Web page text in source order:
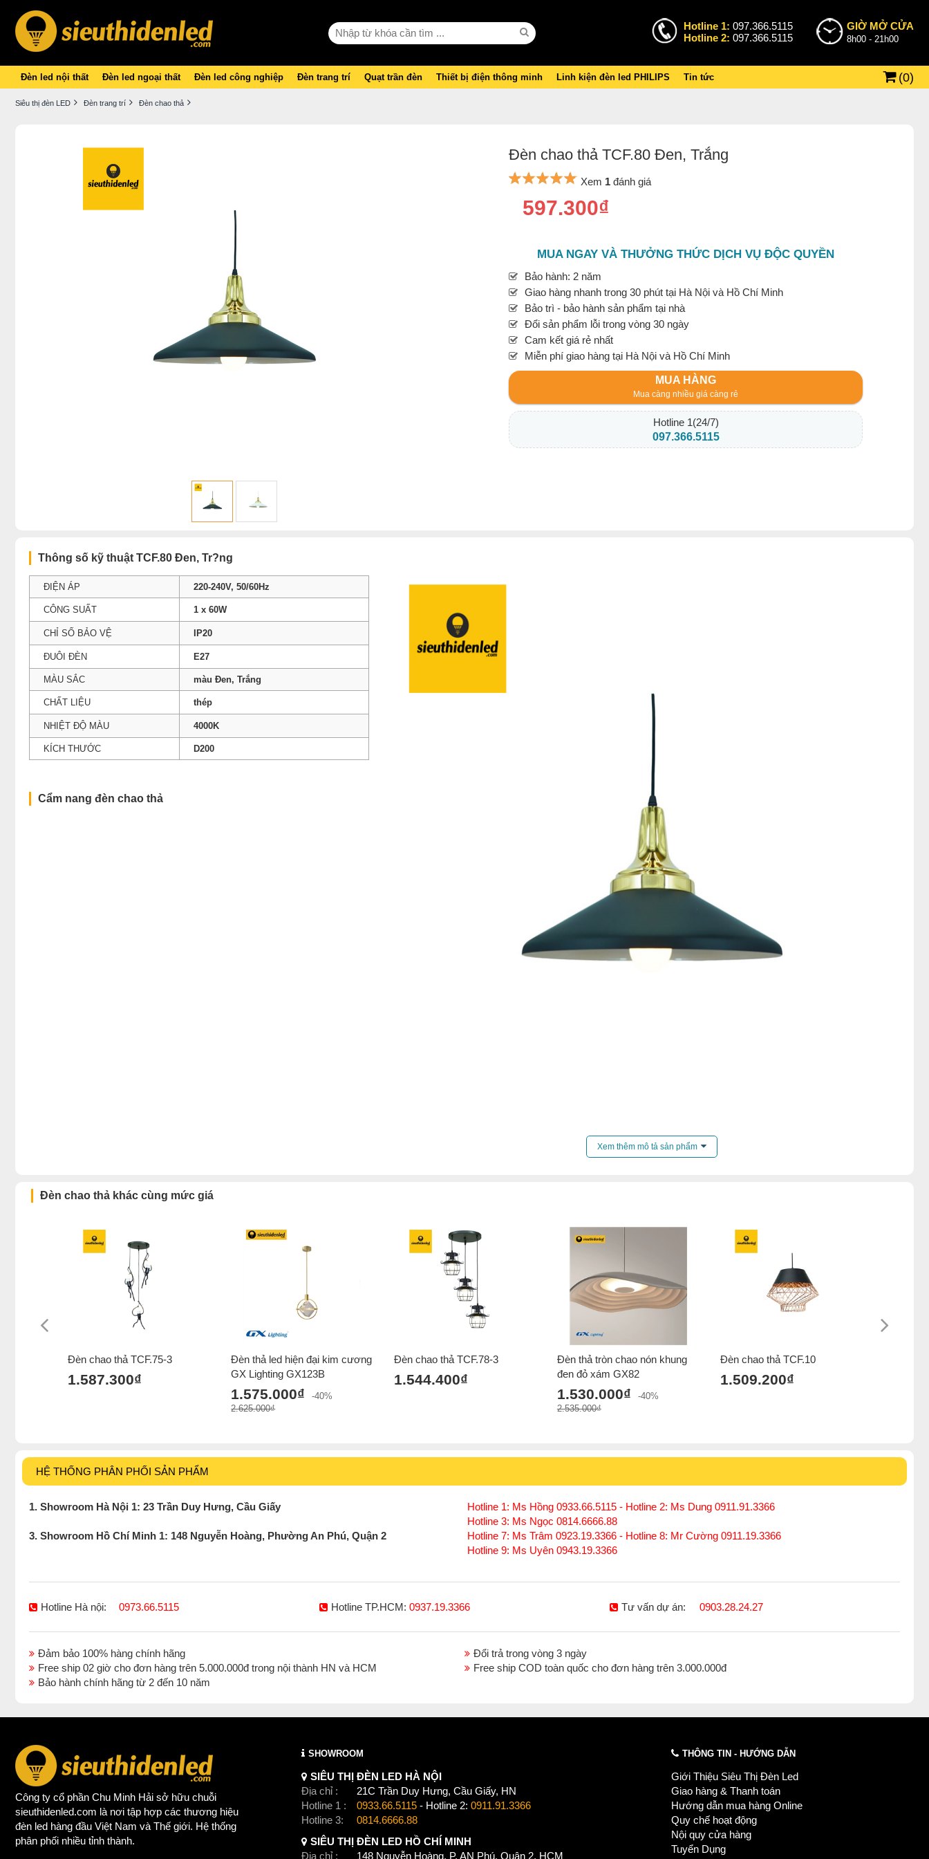
Hotline 1: 097.366.5115
Hotline 2: 097.366.5115
GIỜ MỞ CỬA
8h00 - 21h00
Đèn led nội thất Đèn led ngoại thất Đèn led công nghiệp Đèn trang trí Quạt trần đèn Thiết bị điện thông minh Linh kiện đèn led PHILIPS Tin tức (0)
Siêu thị đèn LED Đèn trang trí Đèn chao thả
Đèn chao thả TCF.80 Đen, Trắng
Xem 1 đánh giá
597.300₫
MUA NGAY VÀ THƯỞNG THỨC DỊCH VỤ ĐỘC QUYỀN
Bảo hành: 2 năm
Giao hàng nhanh trong 30 phút tại Hà Nội và Hồ Chí Minh
Bảo trì - bảo hành sản phẩm tại nhà
Đổi sản phẩm lỗi trong vòng 30 ngày
Cam kết giá rẻ nhất
Miễn phí giao hàng tại Hà Nội và Hồ Chí Minh
MUA HÀNG
Mua càng nhiều giá càng rẻ
Hotline 1(24/7)
097.366.5115
Thông số kỹ thuật TCF.80 Ðen, Tr?ng
ĐIỆN ÁP 220-240V, 50/60Hz
CÔNG SUẤT 1 x 60W
CHỈ SỐ BẢO VỆ IP20
ĐUÔI ĐÈN E27
MÀU SẮC màu Đen, Trắng
CHẤT LIỆU thép
NHIỆT ĐỘ MÀU 4000K
KÍCH THƯỚC D200
Cẩm nang đèn chao thả
Xem thêm mô tả sản phẩm
Đèn chao thả khác cùng mức giá
Đèn chao thả TCF.75-3
1.587.300₫
Đèn thả led hiện đại kim cương
GX Lighting GX123B
1.575.000₫
-40%
2.625.000₫
Đèn chao thả TCF.78-3
1.544.400₫
Đèn thả tròn chao nón khung
đen đỏ xám GX82
1.530.000₫
-40%
2.535.000₫
Đèn chao thả TCF.10
1.509.200₫
HỆ THỐNG PHÂN PHỐI SẢN PHẨM
1. Showroom Hà Nội 1: 23 Trần Duy Hưng, Cầu Giấy
Hotline 1: Ms Hồng 0933.66.5115 - Hotline 2: Ms Dung 0911.91.3366
Hotline 3: Ms Ngọc 0814.6666.88
3. Showroom Hồ Chí Minh 1: 148 Nguyễn Hoàng, Phường An Phú, Quận 2
Hotline 7: Ms Trâm 0923.19.3366 - Hotline 8: Mr Cường 0911.19.3366
Hotline 9: Ms Uyên 0943.19.3366
Hotline Hà nội: 0973.66.5115 Hotline TP.HCM: 0937.19.3366 Tư vấn dự án: 0903.28.24.27
Đảm bảo 100% hàng chính hãng
Đổi trả trong vòng 3 ngày
Free ship 02 giờ cho đơn hàng trên 5.000.000đ trong nội thành HN và HCM
Free ship COD toàn quốc cho đơn hàng trên 3.000.000đ
Bảo hành chính hãng từ 2 đến 10 năm
Công ty cổ phần Chu Minh Hải sở hữu chuỗi
sieuthidenled.com là nơi tập hợp các thương hiệu
đèn led hàng đầu Việt Nam và Thế giới. Hệ thống
phân phối nhiều tỉnh thành.
SHOWROOM
SIÊU THỊ ĐÈN LED HÀ NỘI
Địa chỉ :
21C Trần Duy Hưng, Cầu Giấy, HN
Hotline 1 :
0933.66.5115 - Hotline 2: 0911.91.3366
Hotline 3:
0814.6666.88
SIÊU THỊ ĐÈN LED HỒ CHÍ MINH
Địa chỉ :
148 Nguyễn Hoàng, P. AN Phú, Quận 2, HCM
THÔNG TIN - HƯỚNG DẪN
Giới Thiệu Siêu Thị Đèn Led
Giao hàng & Thanh toán
Hướng dẫn mua hàng Online
Quy chế hoạt động
Nội quy cửa hàng
Tuyển Dụng